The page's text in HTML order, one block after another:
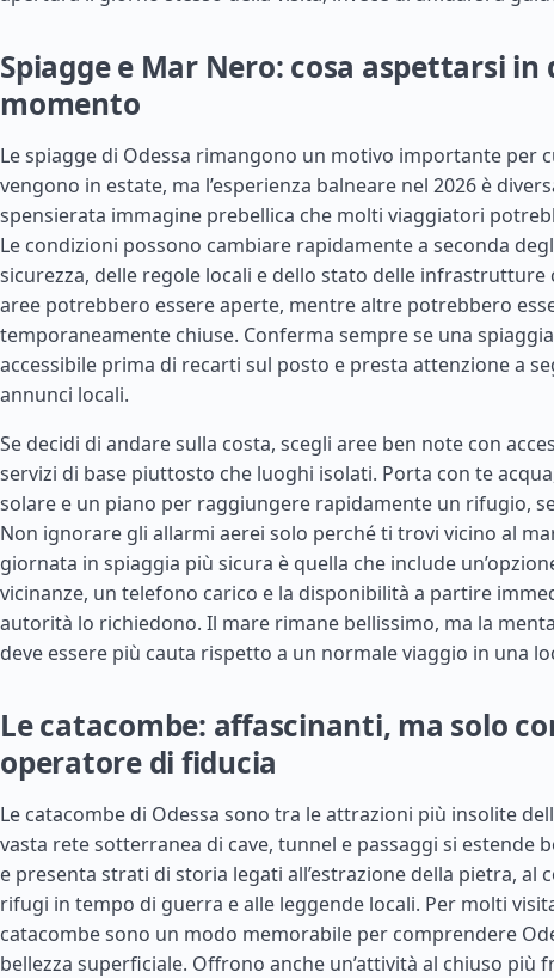
Spiagge e Mar Nero: cosa aspettarsi in
momento
Le spiagge di Odessa rimangono un motivo importante per
vengono in estate, ma l’esperienza balneare nel 2026 è
spensierata immagine prebellica che molti viaggiatori
Le condizioni possono cambiare rapidamente a seconda
sicurezza, delle regole locali e dello stato delle infrastrutture
aree potrebbero essere aperte, mentre altre potrebbero
temporaneamente chiuse. Conferma sempre se una
accessibile prima di recarti sul posto e presta attenzione a
annunci locali.
Se decidi di andare sulla costa, scegli aree ben note con
servizi di base piuttosto che luoghi isolati. Porta con te
solare e un piano per raggiungere rapidamente un rifugio,
Non ignorare gli allarmi aerei solo perché ti trovi vicino al
giornata in spiaggia più sicura è quella che include
vicinanze, un telefono carico e la disponibilità a partire
autorità lo richiedono. Il mare rimane bellissimo, ma la
deve essere più cauta rispetto a un normale viaggio in una
Le catacombe: affascinanti, ma solo
operatore di fiducia
Le catacombe di Odessa sono tra le attrazioni più insolite
vasta rete sotterranea di cave, tunnel e passaggi si estende
e presenta strati di storia legati all’estrazione della pietra, al
rifugi in tempo di guerra e alle leggende locali. Per molti
catacombe sono un modo memorabile per comprendere
bellezza superficiale. Offrono anche un’attività al chiuso più